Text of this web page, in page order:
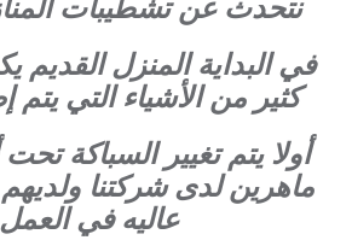
في البداية المنزل
كثير من الأشياء التي يتم
أولا يتم تغيير السباكة
ماهرين لدى شركتنا
عاليه في